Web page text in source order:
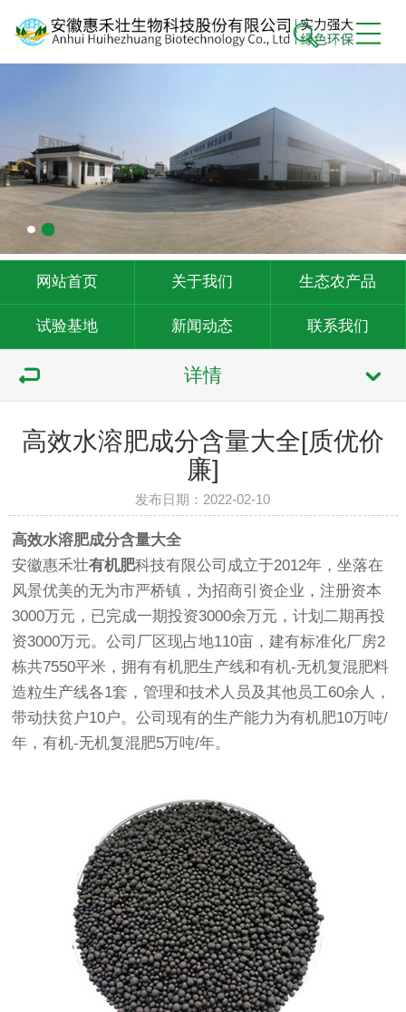
网站首页 关于我们 生态农产品
试验基地 新闻动态 联系我们
详情
高效水溶肥成分含量大全[质优价
廉]
发布日期：2022-02-10
高效水溶肥成分含量大全
安徽惠禾壮有机肥科技有限公司成立于2012年，坐落在
风景优美的无为市严桥镇，为招商引资企业，注册资本
3000万元，已完成一期投资3000余万元，计划二期再投
资3000万元。公司厂区现占地110亩，建有标准化厂房2
栋共7550平米，拥有有机肥生产线和有机-无机复混肥料
造粒生产线各1套，管理和技术人员及其他员工60余人，
带动扶贫户10户。公司现有的生产能力为有机肥10万吨/
年，有机-无机复混肥5万吨/年。